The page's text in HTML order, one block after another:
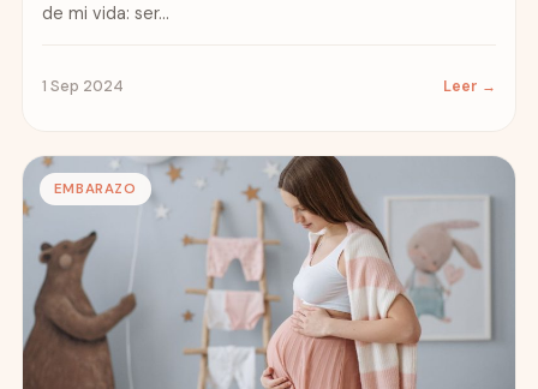
de mi vida: ser...
1 Sep 2024 Leer →
EMBARAZO